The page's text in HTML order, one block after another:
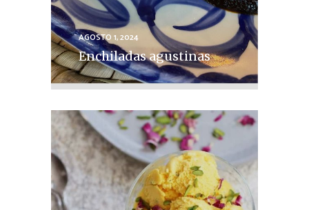
AGOSTO 1, 2024
Enchiladas agustinas